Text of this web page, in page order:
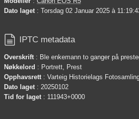
Dato laget : Torsdag 02 Januar 2025 à
 IPTC metadata
Overskrift : Ble enkemann to ganger på
Nøkkelord : Portrett, Prest
Opphavsrett : Varteig Historielags
Dato laget : 20250102
Tid for laget : 111943+0000